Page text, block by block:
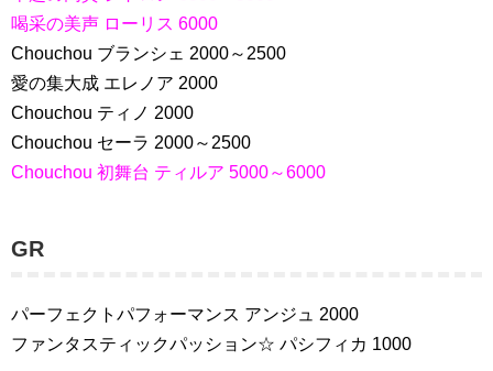
喝采の美声 ローリス 6000
Chouchou ブランシェ 2000～2500
愛の集大成 エレノア 2000
Chouchou ティノ 2000
Chouchou セーラ 2000～2500
Chouchou 初舞台 ティルア 5000～6000
GR
パーフェクトパフォーマンス アンジュ 2000
ファンタスティックパッション☆ パシフィカ 1000